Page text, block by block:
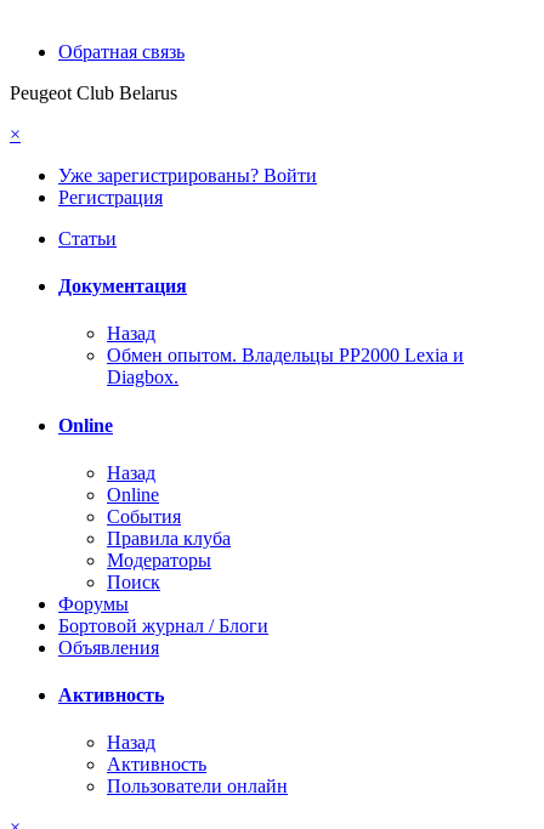
Обратная связь
Peugeot Club Belarus
×
Уже зарегистрированы? Войти
Регистрация
Статьи
Документация
Назад
Обмен опытом. Владельцы PP2000 Lexia и
Diagbox.
Online
Назад
Online
События
Правила клуба
Модераторы
Поиск
Форумы
Бортовой журнал / Блоги
Объявления
Активность
Назад
Активность
Пользователи онлайн